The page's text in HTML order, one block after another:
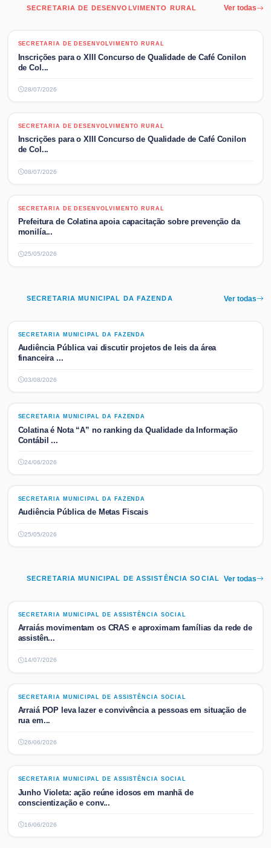
SECRETARIA DE DESENVOLVIMENTO RURAL Ver todas
SECRETARIA DE DESENVOLVIMENTO RURAL
SECRETARIA DE DESENVOLVIMENTO RURAL
Inscrições para o XIII Concurso de Qualidade de Café Conilon
de Col...
28/07/2026
SECRETARIA DE DESENVOLVIMENTO RURAL
SECRETARIA DE DESENVOLVIMENTO RURAL
Inscrições para o XIII Concurso de Qualidade de Café Conilon
de Col...
08/07/2026
SECRETARIA DE DESENVOLVIMENTO RURAL
SECRETARIA DE DESENVOLVIMENTO RURAL
Prefeitura de Colatina apoia capacitação sobre prevenção da
monilía...
25/05/2026
SECRETARIA MUNICIPAL DA FAZENDA Ver todas
SECRETARIA MUNICIPAL DA FAZENDA
SECRETARIA MUNICIPAL DA FAZENDA
Audiência Pública vai discutir projetos de leis da área
financeira ...
03/08/2026
SECRETARIA MUNICIPAL DA FAZENDA
SECRETARIA MUNICIPAL DA FAZENDA
Colatina é Nota “A” no ranking da Qualidade da Informação
Contábil ...
24/06/2026
SECRETARIA MUNICIPAL DA FAZENDA
SECRETARIA MUNICIPAL DA FAZENDA
Audiência Pública de Metas Fiscais
25/05/2026
SECRETARIA MUNICIPAL DE ASSISTÊNCIA SOCIAL Ver todas
SECRETARIA MUNICIPAL DE ASSISTÊNCIA SOCIAL
SECRETARIA MUNICIPAL DE ASSISTÊNCIA SOCIAL
Arraiás movimentam os CRAS e aproximam famílias da rede de
assistên...
14/07/2026
SECRETARIA MUNICIPAL DE ASSISTÊNCIA SOCIAL
SECRETARIA MUNICIPAL DE ASSISTÊNCIA SOCIAL
Arraiá POP leva lazer e convivência a pessoas em situação de
rua em...
26/06/2026
SECRETARIA MUNICIPAL DE ASSISTÊNCIA SOCIAL
SECRETARIA MUNICIPAL DE ASSISTÊNCIA SOCIAL
Junho Violeta: ação reúne idosos em manhã de
conscientização e conv...
16/06/2026